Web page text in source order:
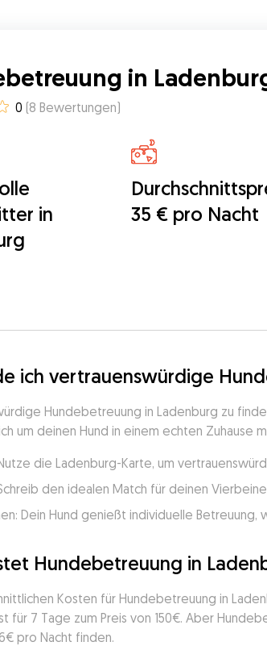
in
0 (8 Bewertungen)
in
35 € pro Nacht
ich vertrauenswürdige
Hundebetreuung in Ladenburg zu
um deinen Hund in einem echten Zuhause
die Ladenburg-Karte, um
den idealen Match für deinen
Dein Hund genießt individuelle
Hundebetreuung in
Kosten für Hundebetreuung in
für 7 Tage zum Preis von 150€. Aber
pro Nacht finden.